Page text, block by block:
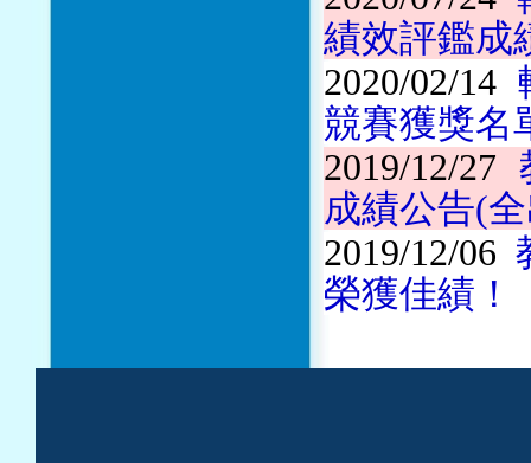
績效評鑑成
2020/02/14
競賽獲獎名
2019/12/27
成績公告(
2019/12/06
榮獲佳績！